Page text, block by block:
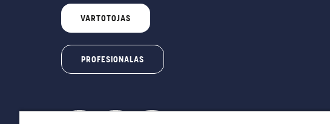
VARTOTOJAS
PROFESIONALAS